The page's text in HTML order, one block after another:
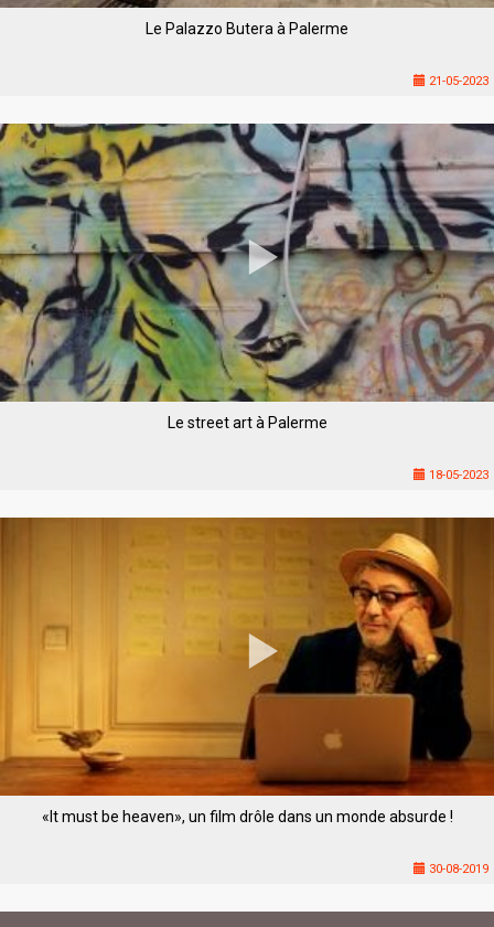
Le Palazzo Butera à Palerme
21-05-2023
Le street art à Palerme
18-05-2023
«It must be heaven», un film drôle dans un monde absurde !
30-08-2019